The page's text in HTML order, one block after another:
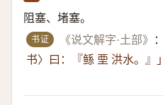
阻塞、堵塞。
书证 《说文解字·土部》 ：
书〉曰：『鲧 垔 洪水。』」